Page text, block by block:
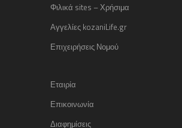
Φιλικά sites – Χρήσιμα
Αγγελίες kozaniLife.gr
Επιχειρήσεις Νομού
Εταιρία
Επικοινωνία
Διαφημίσεις